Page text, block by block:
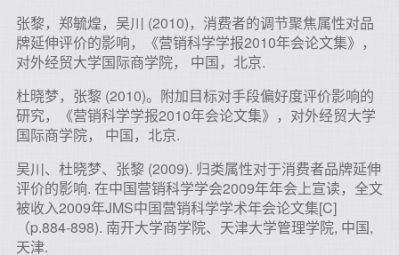
张黎，郑毓煌，吴川 (2010)，消费者的调节聚焦属性对品
牌延伸评价的影响，《营销科学学报2010年会论文集》，
对外经贸大学国际商学院， 中国，北京.
杜晓梦，张黎 (2010)。附加目标对手段偏好度评价影响的
研究，《营销科学学报2010年会论文集》，对外经贸大学
国际商学院， 中国，北京.
吴川、杜晓梦、张黎 (2009). 归类属性对于消费者品牌延伸
评价的影响. 在中国营销科学学会2009年年会上宣读，全文
被收入2009年JMS中国营销科学学术年会论文集[C]
（p.884-898). 南开大学商学院、天津大学管理学院, 中国,
天津.